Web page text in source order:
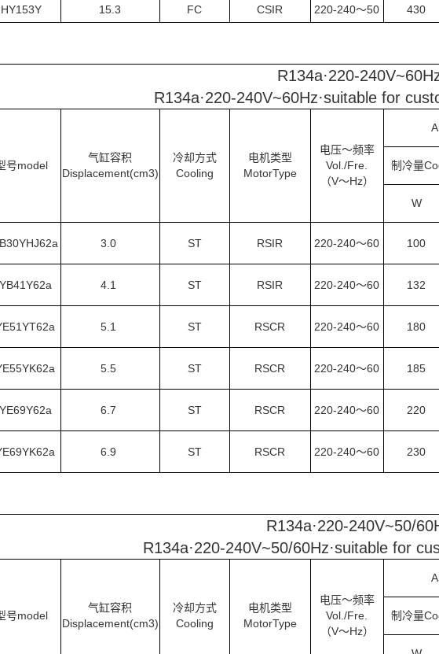
HY153Y
15.3 FC CSIR 220-240～50 430
R134a·220-
R134a·220-240V~60Hz·suitable for
号model
气缸容积
Displacement(cm3)
冷却方式
Cooling
电机类型
MotorType
电压～频率
Vol./Fre.
（V～Hz）
制冷量
W
3.0 ST RSIR 220-240～60 100
4.1 ST RSIR 220-240～60 132
5.1 ST RSCR 220-240～60 180
5.5 ST RSCR 220-240～60 185
6.7 ST RSCR 220-240～60 220
6.9 ST RSCR 220-240～60 230
R134a·220-240V~50/
R134a·220-240V~50/60Hz·suitable for
号model
气缸容积
Displacement(cm3)
冷却方式
Cooling
电机类型
MotorType
电压～频率
Vol./Fre.
（V～Hz）
制冷量